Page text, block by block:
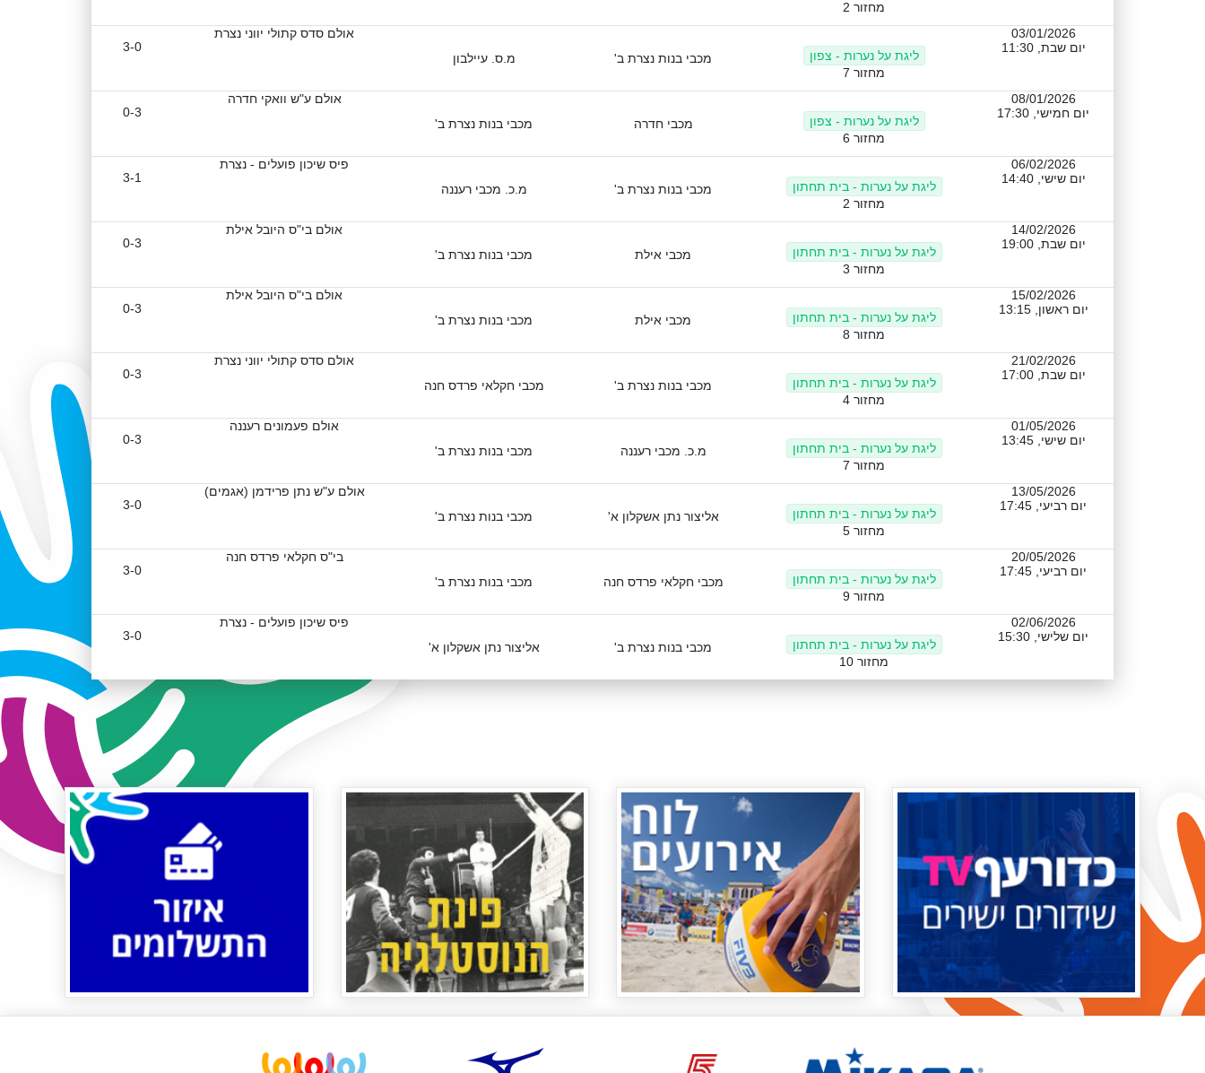
מחזור 2
03/01/2026
יום שבת, 11:30
ליגת על נערות - צפון
מחזור 7
מכבי בנות נצרת ב' מ.ס. עיילבון
אולם סדס קתולי יווני נצרת
3-0
08/01/2026
יום חמישי, 17:30
ליגת על נערות - צפון
מחזור 6
מכבי חדרה מכבי בנות נצרת ב'
אולם ע"ש וואקי חדרה
0-3
06/02/2026
יום שישי, 14:40
ליגת על נערות - בית תחתון
מחזור 2
מכבי בנות נצרת ב' מ.כ. מכבי רעננה
פיס שיכון פועלים - נצרת
3-1
14/02/2026
יום שבת, 19:00
ליגת על נערות - בית תחתון
מחזור 3
מכבי אילת מכבי בנות נצרת ב'
אולם בי"ס היובל אילת
0-3
15/02/2026
יום ראשון, 13:15
ליגת על נערות - בית תחתון
מחזור 8
מכבי אילת מכבי בנות נצרת ב'
אולם בי"ס היובל אילת
0-3
21/02/2026
יום שבת, 17:00
ליגת על נערות - בית תחתון
מחזור 4
מכבי בנות נצרת ב' מכבי חקלאי פרדס חנה
אולם סדס קתולי יווני נצרת
0-3
01/05/2026
יום שישי, 13:45
ליגת על נערות - בית תחתון
מחזור 7
מ.כ. מכבי רעננה מכבי בנות נצרת ב'
אולם פעמונים רעננה
0-3
13/05/2026
יום רביעי, 17:45
ליגת על נערות - בית תחתון
מחזור 5
אליצור נתן אשקלון א' מכבי בנות נצרת ב'
אולם ע"ש נתן פרידמן (אגמים)
3-0
20/05/2026
יום רביעי, 17:45
ליגת על נערות - בית תחתון
מחזור 9
מכבי חקלאי פרדס חנה מכבי בנות נצרת ב'
בי"ס חקלאי פרדס חנה
3-0
02/06/2026
יום שלישי, 15:30
ליגת על נערות - בית תחתון
מחזור 10
מכבי בנות נצרת ב' אליצור נתן אשקלון א'
פיס שיכון פועלים - נצרת
3-0